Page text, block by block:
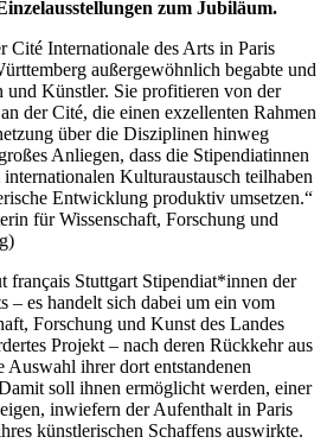
zum Jubiläum.
Cité Internationale des Arts in Paris
außergewöhnlich begabte und
Künstler. Sie profitieren von der
der Cité, die einen exzellenten Rahmen
über die Disziplinen hinweg
Anliegen, dass die Stipendiatinnen
Kulturaustausch teilhaben
Entwicklung produktiv umsetzen.“
für Wissenschaft, Forschung und
français Stuttgart Stipendiat*innen der
– es handelt sich dabei um ein vom
Forschung und Kunst des Landes
Projekt – nach deren Rückkehr aus
Auswahl ihrer dort entstandenen
soll ihnen ermöglicht werden, einer
inwiefern der Aufenthalt in Paris
künstlerischen Schaffens auswirkte.